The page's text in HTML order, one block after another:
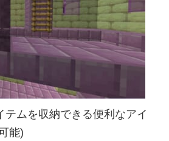
ムを収納できる便利なアイ
能)